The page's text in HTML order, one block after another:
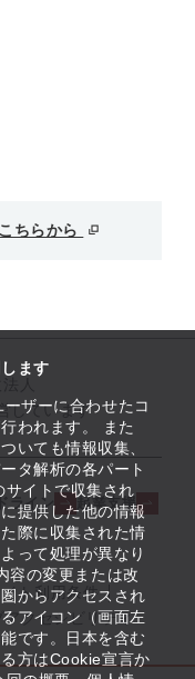
ます
ザーに合わせたコ
われます。 また
いても情報収集、
タ解析の各パート
イトで収集され
提供した他の情報
際に収集された情
って処理が異なり
容の変更または改
からアクセスされ
アイコン（画面左
です。日本を含む
方はCookie宣言か
ちらから
しています
ライン
起業支援
ト利用条件
アクセシビリティ